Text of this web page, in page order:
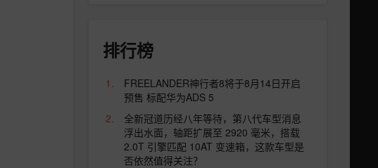
排行榜
FREELANDER神行者8将于8月14日开启
预售 标配华为ADS 5
全新冠道历经八年等待，第八代车型消息
浮出水面，轴距扩展至 2920 毫米，搭载
2.0T 引擎匹配 10AT 变速箱，这款车型是
否依然值得关注？